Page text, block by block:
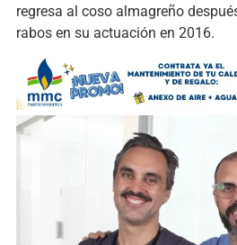
regresa al coso almagreño
rabos en su actuación en 2016.